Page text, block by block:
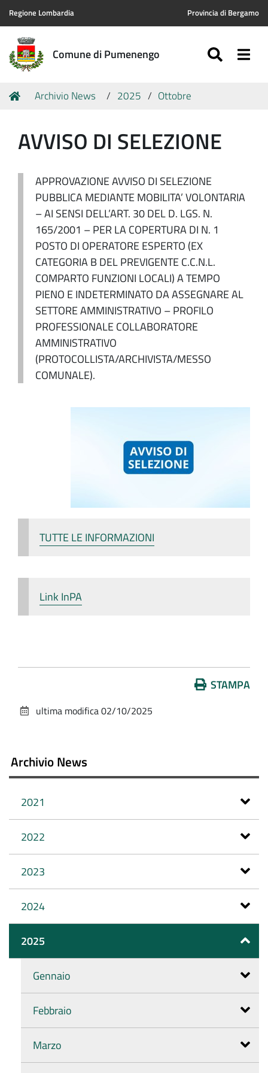
Regione Lombardia Provincia di Bergamo
Comune di Pumenengo
Tu
Home
Archivio News 2025 Ottobre
AVVISO DI SELEZIONE
APPROVAZIONE AVVISO DI SELEZIONE
PUBBLICA MEDIANTE MOBILITA’ VOLONTARIA
– AI SENSI DELL’ART. 30 DEL D. LGS. N.
165/2001 – PER LA COPERTURA DI N. 1
POSTO DI OPERATORE ESPERTO (EX
CATEGORIA B DEL PREVIGENTE C.C.N.L.
COMPARTO FUNZIONI LOCALI) A TEMPO
PIENO E INDETERMINATO DA ASSEGNARE AL
SETTORE AMMINISTRATIVO – PROFILO
PROFESSIONALE COLLABORATORE
AMMINISTRATIVO
(PROTOCOLLISTA/ARCHIVISTA/MESSO
COMUNALE).
TUTTE LE INFORMAZIONI
Link InPA
documento
STAMPA
ultima modifica02/10/2025
Archivio News
2021
2022
2023
2024
2025
Gennaio
Febbraio
Marzo